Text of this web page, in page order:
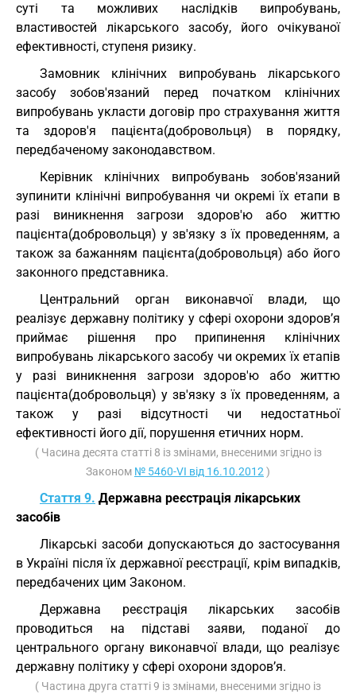
суті та можливих наслідків випробувань,
властивостей лікарського засобу, його очікуваної
ефективності, ступеня ризику.
Замовник клінічних випробувань лікарського
засобу зобов'язаний перед початком клінічних
випробувань укласти договір про страхування життя
та здоров'я пацієнта(добровольця) в порядку,
передбаченому законодавством.
Керівник клінічних випробувань зобов'язаний
зупинити клінічні випробування чи окремі їх етапи в
разі виникнення загрози здоров'ю або життю
пацієнта(добровольця) у зв'язку з їх проведенням, а
також за бажанням пацієнта(добровольця) або його
законного представника.
Центральний орган виконавчої влади, що
реалізує державну політику у сфері охорони здоров’я
приймає рішення про припинення клінічних
випробувань лікарського засобу чи окремих їх етапів
у разі виникнення загрози здоров'ю або життю
пацієнта(добровольця) у зв'язку з їх проведенням, а
також у разі відсутності чи недостатньої
ефективності його дії, порушення етичних норм.
( Часина десята статті 8 із змінами, внесеними згідно із
Законом № 5460-VI від 16.10.2012 )
Стаття 9. Державна реєстрація лікарських
засобів
Лікарські засоби допускаються до застосування
в Україні після їх державної реєстрації, крім випадків,
передбачених цим Законом.
Державна реєстрація лікарських засобів
проводиться на підставі заяви, поданої до
центрального органу виконавчої влади, що реалізує
державну політику у сфері охорони здоров’я.
( Частина друга статті 9 із змінами, внесеними згідно із